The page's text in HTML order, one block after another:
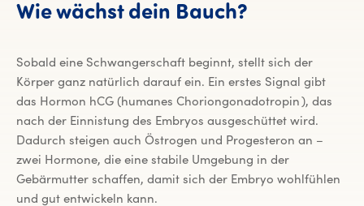
Wie wächst dein Bauch?
Sobald eine Schwangerschaft beginnt, stellt sich der
Körper ganz natürlich darauf ein. Ein erstes Signal gibt
das Hormon hCG (humanes Choriongonadotropin ), das
nach der Einnistung des Embryos ausgeschüttet wird.
Dadurch steigen auch Östrogen und Progesteron an –
zwei Hormone, die eine stabile Umgebung in der
Gebärmutter schaffen, damit sich der Embryo wohlfühlen
und gut entwickeln kann.